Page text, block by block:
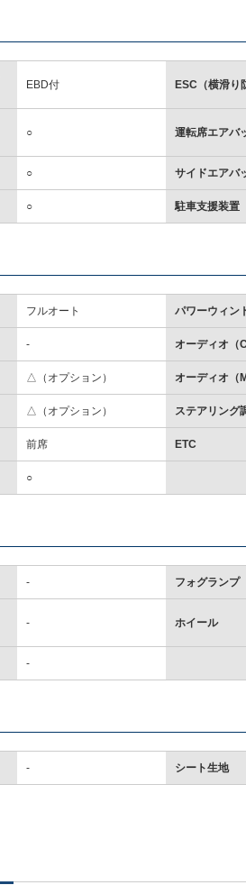
EBD付 ESC（横滑り
○ 運転席エアバ
○ サイドエアバ
○ 駐車支援装置
フルオート パワーウィン
- オーディオ（
△（オプション） オーディオ（
△（オプション） ステアリング
前席 ETC
○
- フォグランプ
- ホイール
-
- シート生地